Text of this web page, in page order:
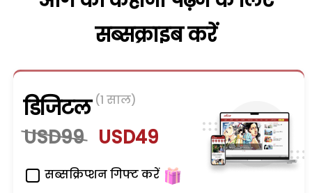
सब्सक्राइब करें
डिजिटल (1 साल)
USD99 USD49
सब्सक्रिप्शन गिफ्ट करें